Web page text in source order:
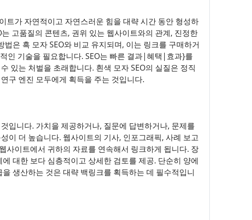
트가 자연적이고 자연스러운 힘을 대략 시간 동안 형성하
고품질의 콘텐츠, 권위 있는 웹사이트와의 관계, 진정한
은 흑 모자 SEO와 비교 유지되며, 이는 링크를 구매하거
인 기술을 필요합니다. SEO는 빠른 결과|혜택|효과}를
있는 처벌을 초래합니다. 흰색 모자 SEO의 실질은 정직
구 엔진 모두에게 획득을 주는 것입니다.
입니다. 가치을 제공하거나, 질문에 답변하거나, 문제를
이 더 높습니다. 웹사이트의 기사, 인포그래픽, 사례 보고
사이트에서 귀하의 자료를 연속해서 링크하게 됩니다. 장
대한 보다 심층적이고 상세한 검토를 제공. 단순히 양에
생산하는 것은 대략 백링크를 획득하는 데 필수적입니